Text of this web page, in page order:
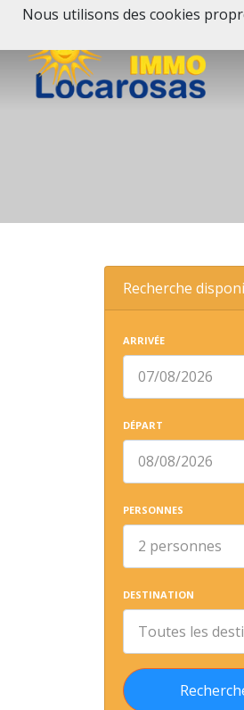
Recherche
ARRIVÉE
DÉPART
PERSONNES
DESTINATION
Nous utilisons des cookies